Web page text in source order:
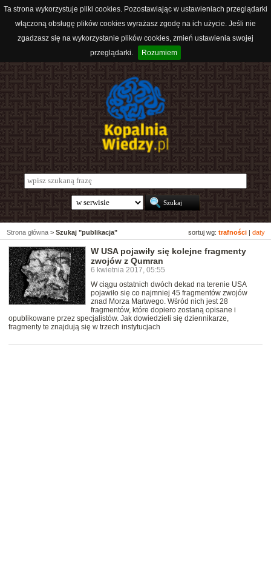
Ta strona wykorzystuje pliki cookies. Pozostawiając w ustawieniach przeglądarki
włączoną obsługę plików cookies wyrażasz zgodę na ich użycie. Jeśli nie
zgadzasz się na wykorzystanie plików cookies, zmień ustawienia swojej
przeglądarki.
Rozumiem
sortuj wg: trafności daty
Strona główna > Szukaj "publikacja"
W USA pojawiły się kolejne fragmenty
zwojów z Qumran
6 kwietnia 2017, 05:55
W ciągu ostatnich dwóch dekad na terenie USA
pojawiło się co najmniej 45 fragmentów zwojów
znad Morza Martwego. Wśród nich jest 28
fragmentów, które dopiero zostaną opisane i
opublikowane przez specjalistów. Jak dowiedzieli się dziennikarze,
fragmenty te znajdują się w trzech instytucjach